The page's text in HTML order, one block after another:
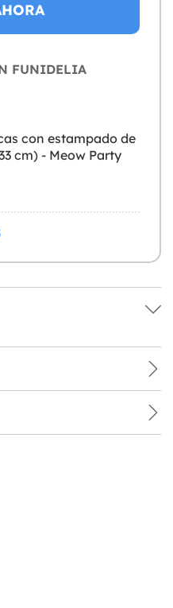
FUNIDELIA
con estampado de
cm) - Meow Party